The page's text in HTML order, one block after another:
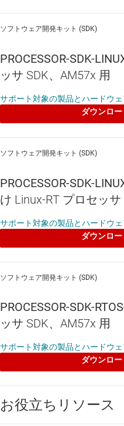
チップ サポート ライブ
コア間とデバイス間の
C66x の最適化済みア
ブートローダとブート
Linaro GNU compiler
Linaro ツールチェーン - サポート
Linaro ツールチェーンは、
た、信頼性の高い商用グレード
成される Linaro コミュニティに
最新リリースに付属しています。
Yocto Project™ をサポート
Yocto Project は、Linux
ボレーションであり、組込み
す。Arago Project は、無償かつ
ソフトウェア開発キット (SDK)
PROCESSOR-SDK-
ッサ SDK、AM57x 用
サポート対象の製品とハードウェ
ダウンロ
ソフトウェア開発キット (SDK)
PROCESSOR-SDK-
け Linux-RT プロセッサ
サポート対象の製品とハードウェ
ダウンロ
ソフトウェア開発キット (SDK)
PROCESSOR-SDK-
ッサ SDK、AM57x 用
サポート対象の製品とハードウェ
ダウンロ
お役立ちリソース